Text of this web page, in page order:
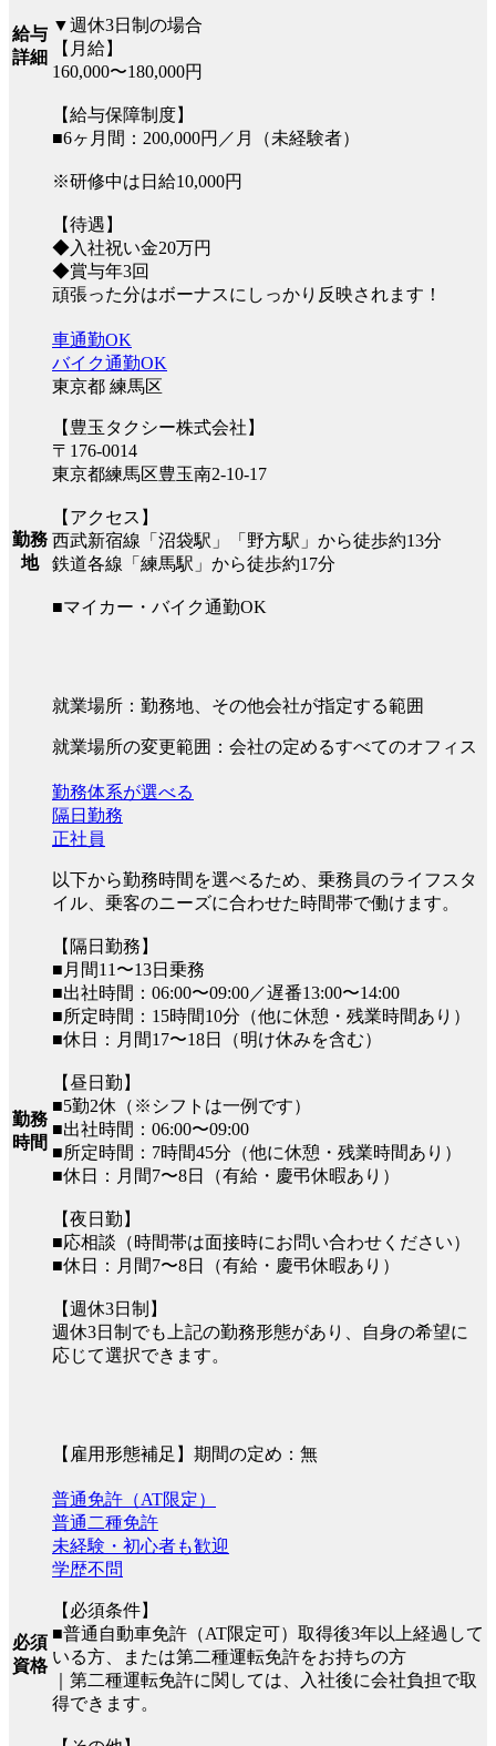
給与
詳細
▼週休3日制の場合
【月給】
160,000〜180,000円
【給与保障制度】
■6ヶ月間：200,000円／月（未経験者）
※研修中は日給10,000円
【待遇】
◆入社祝い金20万円
◆賞与年3回
頑張った分はボーナスにしっかり反映されます！
勤務
地
車通勤OK
バイク通勤OK
東京都 練馬区
【豊玉タクシー株式会社】
〒176-0014
東京都練馬区豊玉南2-10-17
【アクセス】
西武新宿線「沼袋駅」「野方駅」から徒歩約13分
鉄道各線「練馬駅」から徒歩約17分
■マイカー・バイク通勤OK
就業場所：勤務地、その他会社が指定する範囲
就業場所の変更範囲：会社の定めるすべてのオフィス
勤務
時間
勤務体系が選べる
隔日勤務
正社員
以下から勤務時間を選べるため、乗務員のライフスタ
イル、乗客のニーズに合わせた時間帯で働けます。
【隔日勤務】
■月間11〜13日乗務
■出社時間：06:00〜09:00／遅番13:00〜14:00
■所定時間：15時間10分（他に休憩・残業時間あり）
■休日：月間17〜18日（明け休みを含む）
【昼日勤】
■5勤2休（※シフトは一例です）
■出社時間：06:00〜09:00
■所定時間：7時間45分（他に休憩・残業時間あり）
■休日：月間7〜8日（有給・慶弔休暇あり）
【夜日勤】
■応相談（時間帯は面接時にお問い合わせください）
■休日：月間7〜8日（有給・慶弔休暇あり）
【週休3日制】
週休3日制でも上記の勤務形態があり、自身の希望に
応じて選択できます。
【雇用形態補足】期間の定め：無
必須
資格
普通免許（AT限定）
普通二種免許
未経験・初心者も歓迎
学歴不問
【必須条件】
■普通自動車免許（AT限定可）取得後3年以上経過して
いる方、または第二種運転免許をお持ちの方
｜第二種運転免許に関しては、入社後に会社負担で取
得できます。